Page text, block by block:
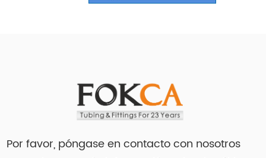
Por favor, póngase en contacto con nosotros